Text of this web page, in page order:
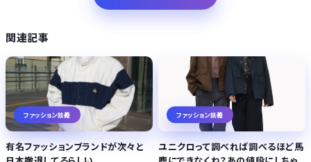
関連記事
ファッション談義
有名ファッションブランドが次々と
ファッション談義
ユニクロって調べれば調べるほど馬